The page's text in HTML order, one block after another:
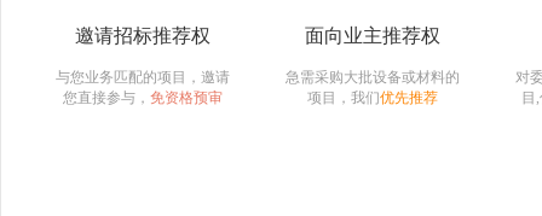
邀请招标推荐权
与您业务匹配的项目，邀请
您直接参与， 免资格预审
面向业主推荐权
急需采购大批设备或材料的
项目，我们优先推荐
对
目